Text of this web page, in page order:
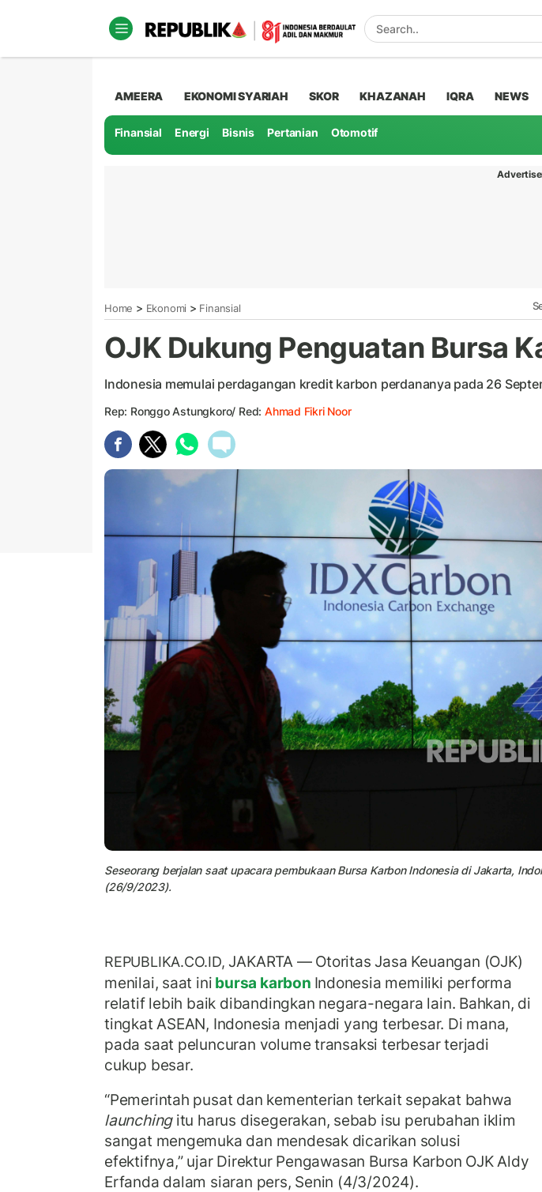
AMEERA EKONOMI SYARIAH SKOR KHAZANAH IQRA NEWS
Finansial Energi Bisnis Pertanian Otomotif
Home > Ekonomi > Finansial
OJK Dukung Penguatan Bursa
Indonesia memulai perdagangan kredit karbon perdananya pada 26
Rep: Ronggo Astungkoro/ Red: Ahmad Fikri Noor
Seseorang berjalan saat upacara pembukaan Bursa Karbon Indonesia di Jakarta,
(26/9/2023).
REPUBLIKA.CO.ID,JAKARTA — Otoritas Jasa Keuangan (OJK)
menilai, saat ini bursa karbon Indonesia memiliki performa
relatif lebih baik dibandingkan negara-negara lain. Bahkan, di
tingkat ASEAN, Indonesia menjadi yang terbesar. Di mana,
pada saat peluncuran volume transaksi terbesar terjadi
cukup besar.
“Pemerintah pusat dan kementerian terkait sepakat bahwa
launchingitu harus disegerakan, sebab isu perubahan iklim
sangat mengemuka dan mendesak dicarikan solusi
efektifnya,” ujar Direktur Pengawasan Bursa Karbon OJK Aldy
Erfanda dalam siaran pers, Senin (4/3/2024).